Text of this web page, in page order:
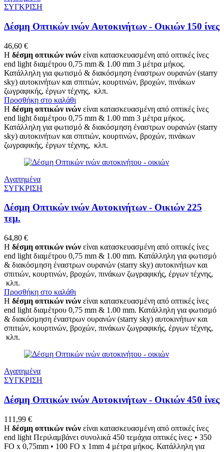
ΣΥΓΚΡΙΣΗ
Δέσμη Οπτικών ινών Αυτοκινήτων - Οικιών 150 ίνες
46,60 €
Η δέσμη οπτικών ινών είναι κατασκευασμένη από οπτικές ίνες
end light διαμέτρου 0,75 mm & 1.00 mm 3 μέτρα μήκος.
Κατάλληλη για φωτισμό & διακόσμηση έναστρων ουρανών (starry
sky) αυτοκινήτων και σπιτιών, κουρτινών, βροχών, πινάκων
ζωγραφικής, έργων τέχνης, κλπ.
Προσθήκη στο καλάθι
Η δέσμη οπτικών ινών είναι κατασκευασμένη από οπτικές ίνες
end light διαμέτρου 0,75 mm & 1.00 mm 3 μέτρα μήκος.
Κατάλληλη για φωτισμό & διακόσμηση έναστρων ουρανών (starry
sky) αυτοκινήτων και σπιτιών, κουρτινών, βροχών, πινάκων
ζωγραφικής, έργων τέχνης, κλπ.
Αγαπημένα
ΣΥΓΚΡΙΣΗ
Δέσμη Οπτικών ινών Αυτοκινήτων - Οικιών 225
τεμ.
64,80 €
Η δέσμη οπτικών ινών είναι κατασκευασμένη από οπτικές ίνες
end light διαμέτρου 0,75 mm & 1.00 mm. Κατάλληλη για φωτισμό
& διακόσμηση έναστρων ουρανών (starry sky) αυτοκινήτων και
σπιτιών, κουρτινών, βροχών, πινάκων ζωγραφικής, έργων τέχνης,
κλπ.
Προσθήκη στο καλάθι
Η δέσμη οπτικών ινών είναι κατασκευασμένη από οπτικές ίνες
end light διαμέτρου 0,75 mm & 1.00 mm. Κατάλληλη για φωτισμό
& διακόσμηση έναστρων ουρανών (starry sky) αυτοκινήτων και
σπιτιών, κουρτινών, βροχών, πινάκων ζωγραφικής, έργων τέχνης,
κλπ.
Αγαπημένα
ΣΥΓΚΡΙΣΗ
Δέσμη Οπτικών ινών Αυτοκινήτων - Οικιών 450 ίνες
111,99 €
Η δέσμη οπτικών ινών είναι κατασκευασμένη από οπτικές ίνες
end light Περιλαμβάνει συνολικά 450 τεμάχια οπτικές ίνες: • 350
FO x 0,75mm • 100 FO x 1mm 4 μέτρα μήκος. Κατάλληλη για